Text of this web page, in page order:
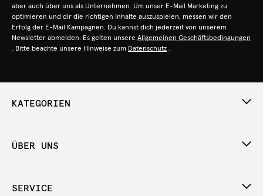
aber auch über uns als Unternehmen. Um unser E-Mail Marketing zu
optimieren und dir die richtigen Inhalte auszuspielen, messen wir den
Erfolg der E-Mail Kampagnen. Du kannst dich jederzeit von unserem
Newsletter abmelden. Es gelten unsere Allgemeinen Geschäftsbedingungen
. Bitte beachte unsere Hinweise zum Datenschutz .
KATEGORIEN
ÜBER UNS
SERVICE